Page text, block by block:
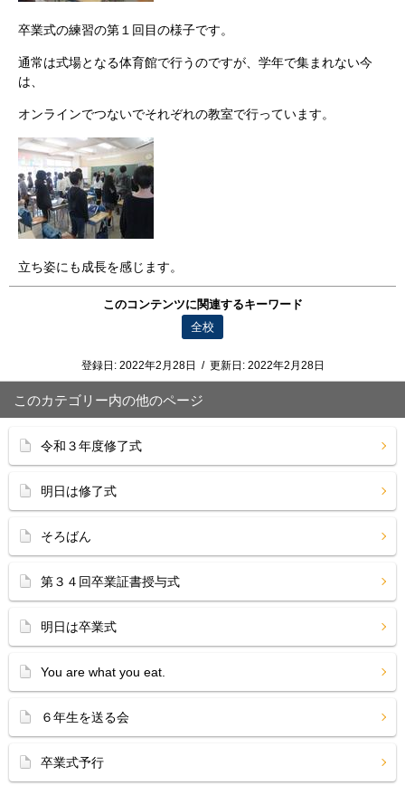
卒業式の練習の第１回目の様子です。
通常は式場となる体育館で行うのですが、学年で集まれない今
は、
オンラインでつないでそれぞれの教室で行っています。
立ち姿にも成長を感じます。
このコンテンツに関連するキーワード
全校
登録日: 2022年2月28日 / 更新日: 2022年2月28日
このカテゴリー内の他のページ
令和３年度修了式
明日は修了式
そろばん
第３４回卒業証書授与式
明日は卒業式
You are what you eat.
６年生を送る会
卒業式予行